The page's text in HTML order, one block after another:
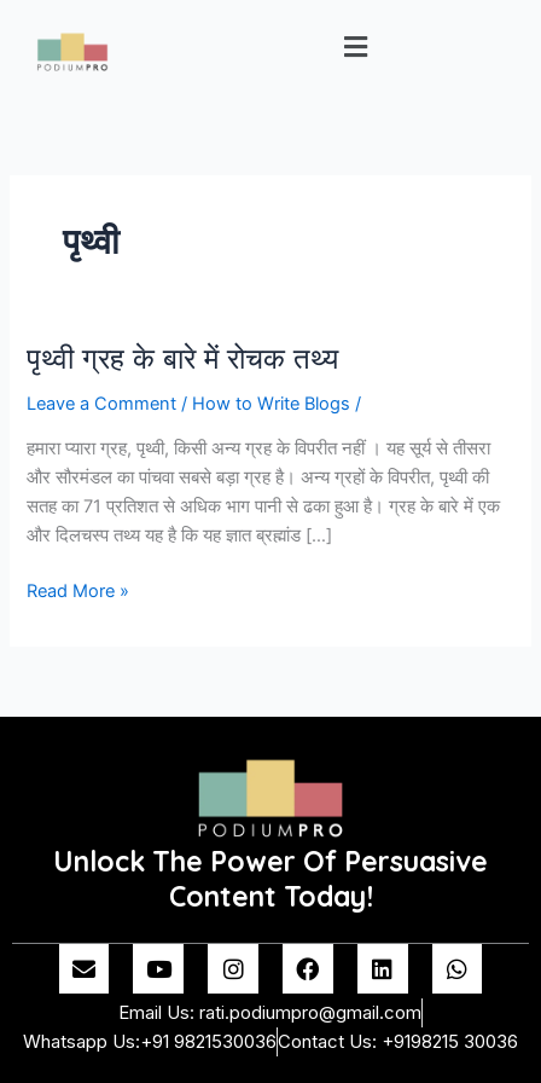
content
Menu
पृथ्वी
पृथ्वी ग्रह के बारे में रोचक तथ्य
Leave a Comment / How to Write Blogs /
हमारा प्यारा ग्रह, पृथ्वी, किसी अन्य ग्रह के विपरीत नहीं । यह सूर्य से तीसरा
और सौरमंडल का पांचवा सबसे बड़ा ग्रह है। अन्य ग्रहों के विपरीत, पृथ्वी की
सतह का 71 प्रतिशत से अधिक भाग पानी से ढका हुआ है। ग्रह के बारे में एक
और दिलचस्प तथ्य यह है कि यह ज्ञात ब्रह्मांड […]
पृथ्वी
ग्रह
के
बारे
में
रोचक
तथ्य
Read More »
Unlock The Power Of Persuasive
Content Today!
E
n
v
l
Y
o
u
t
u
I
n
s
t
a
F
a
c
e
b
L
i
n
k
e
W
h
a
s
Email Us: rati.podiumpro@gmail.com
Whatsapp Us:+91 9821530036Contact Us: +9198215 30036